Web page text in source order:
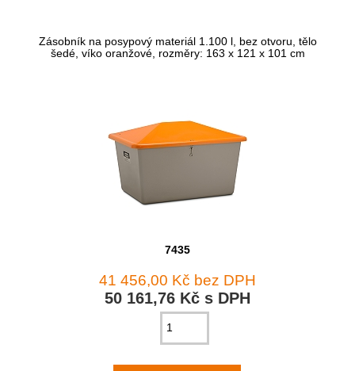
Zásobník na posypový materiál 1.100 l, bez otvoru, tělo
šedé, víko oranžové, rozměry: 163 x 121 x 101 cm
7435
41 456,00 Kč bez DPH
50 161,76 Kč s DPH